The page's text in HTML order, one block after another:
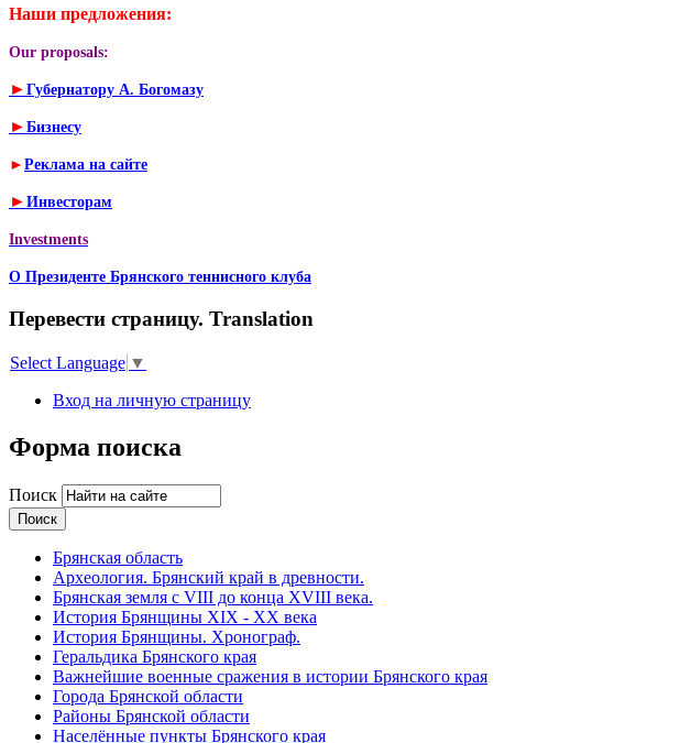
Наши предложения:
Our proposals:
► Губернатору А. Богомазу
► Бизнесу
► Реклама на сайте
► Инвесторам
Investments
О Президенте Брянского теннисного клуба
Перевести страницу. Translation
Select Language ▼
Вход на личную страницу
Форма поиска
Поиск
Брянская область
Археология. Брянский край в древности.
Брянская земля с VIII до конца XVIII века.
История Брянщины XIX - XX века
История Брянщины. Хронограф.
Геральдика Брянского края
Важнейшие военные сражения в истории Брянского края
Города Брянской области
Районы Брянской области
Населённые пункты Брянского края